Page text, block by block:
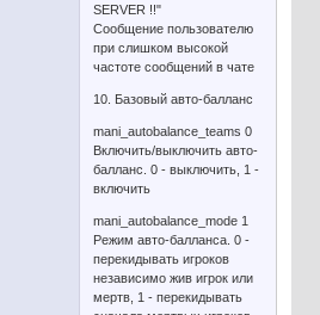
SERVER !!"
Сообщение пользователю
при слишком высокой
частоте сообщений в чате
10. Базовый авто-балланс
mani_autobalance_teams 0
Включить/выключить авто-
балланс. 0 - выключить, 1 -
включить
mani_autobalance_mode 1
Режим авто-балланса. 0 -
перекидывать игроков
независимо жив игрок или
мертв, 1 - перекидывать